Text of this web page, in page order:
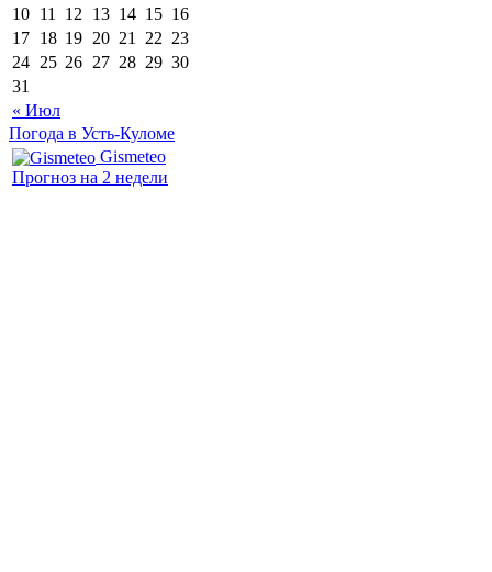
« Июл
10 11 12 13 14 15 16
17 18 19 20 21 22 23
24 25 26 27 28 29 30
31
Погода в Усть-Куломе
Gismeteo
Прогноз на 2 недели